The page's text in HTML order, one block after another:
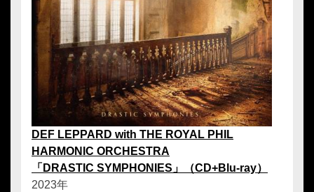
DEF LEPPARD with THE ROYAL PHIL
HARMONIC ORCHESTRA
「DRASTIC SYMPHONIES」（CD+Blu-ray）
2023年